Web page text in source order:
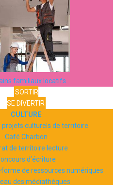
familiaux locatifs
SORTIR
SE DIVERTIR
CULTURE
projets culturels de territoire
Café Charbon
de territoire lecture
d’écriture
de ressources numériques
des médiathèques